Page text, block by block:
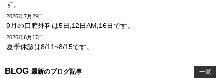
す。
2026年7月29日
9月の口腔外科は5日,12日AM,16日です。
2026年6月17日
夏季休診は8/11~8/15です。
BLOG 最新のブログ記事 一覧